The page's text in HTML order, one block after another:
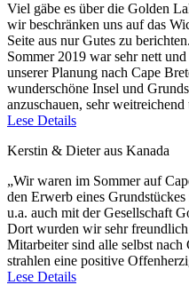
Viel gäbe es über die Golden
wir beschränken uns auf das
Seite aus nur Gutes zu
Sommer 2019 war sehr nett
unserer Planung nach Cape
wunderschöne Insel und
anzuschauen, sehr
Lese Details
Kerstin & Dieter aus Kanada
„Wir waren im Sommer auf
den Erwerb eines
u.a. auch mit der Gesellschaft
Dort wurden wir sehr
Mitarbeiter sind alle selbst nach
strahlen eine positive
Lese Details